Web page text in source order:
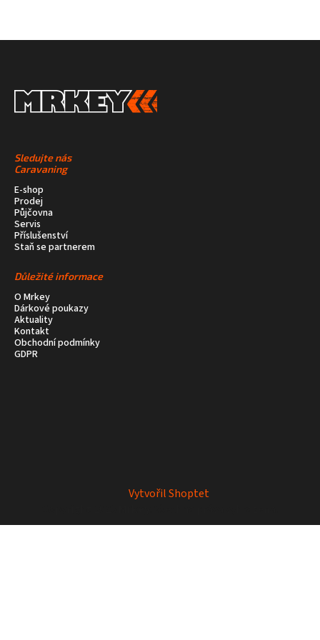
Sledujte nás
Caravaning
E-shop
Prodej
Půjčovna
Servis
Příslušenství
Staň se partnerem
Důležité informace
O Mrkey
Dárkové poukazy
Aktuality
Kontakt
Obchodní podmínky
GDPR
Vytvořil Shoptet